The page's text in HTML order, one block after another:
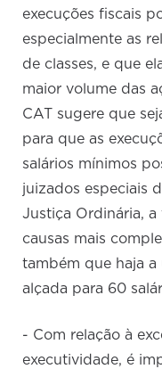
execuções fiscais
especialmente as
de classes, e que
maior volume das
CAT sugere que
para que as
salários mínimos
juizados especiais
Justiça Ordinária,
causas mais
também que haja
alçada para 60
- Com relação à
executividade, é